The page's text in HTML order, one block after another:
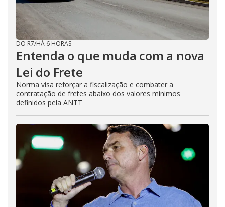
DO R7/HÁ 6 HORAS
Entenda o que muda com a nova
Lei do Frete
Norma visa reforçar a fiscalização e combater a
contratação de fretes abaixo dos valores mínimos
definidos pela ANTT